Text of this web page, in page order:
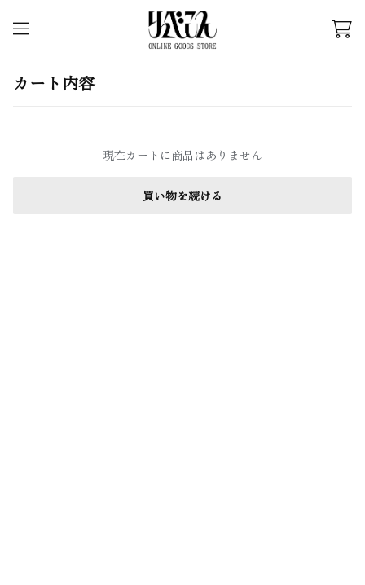
カート内容
現在カートに商品はありません
買い物を続ける